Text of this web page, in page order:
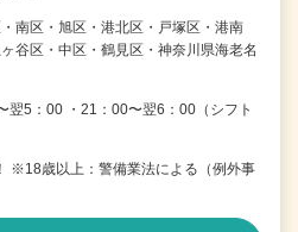
南区・旭区・港北区・戸塚区・港南
谷区・中区・鶴見区・神奈川県海老名
翌5：00 ・21：00〜翌6：00（シフト
※18歳以上：警備業法による（例外事